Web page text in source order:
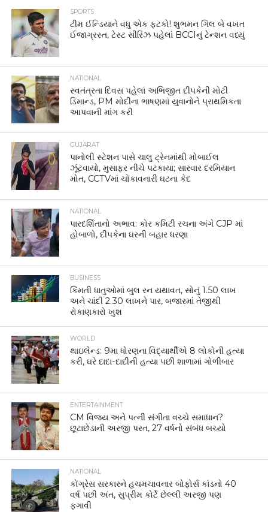
SPORTS
ટીમ ઈન્ડિયાને વધુ એક ફટકો! શુભમન ગિલ બે વખત
ઈજાગ્રસ્ત, ટેસ્ટ સીરિઝ પહેલાં BCCIનું ટેન્શન વધ્યું
NATIONAL
સ્વતંત્રતા દિવસ પહેલાં અભિજીત દીપકેની મોટી
ડિમાન્ડ, PM મોદીના ભાષણમાં યુવાનોને પ્રાથમિકતા
આપવાની માંગ કરી
GUJARAT
પાનોલી સ્ટેશન પાસે ચાલુ ટ્રેનમાંથી મોબાઈલ
ઝૂંટવાયો, મુસાફર નીચે પટકાયા; સારવાર દરમિયાન
મોત, CCTVમાં ચોંકાવનારી ઘટના કેદ
NATIONAL
પારદર્શિતાનો અભાવ: કોર કમિટી રચના અંગે CJP માં
હોબાળો, દીપકેના ઘરની બહાર ધરણા
BUSINESS
કિંમતી ધાતુઓમાં બુલ રન યથાવત, સોનું 1.50 લાખ
અને ચાંદી 2.30 લાખને પાર, બજારમાં તેજીથી
રોકાણકારો ખુશ
WORLD
થાઇલેન્ડ: 9મા ધોરણના વિદ્યાર્થીએ 8 લોકોની હત્યા
કરી, ઘરે દાદા-દાદીની હત્યા પછી શાળામાં ગોળીબાર
ENTERTAINMENT
CM વિજય અને પત્ની સંગીતા વચ્ચે સમાધાન?
છૂટાછેડાની અરજી પરત, 27 વર્ષનો સંબંધ બચ્યો
NATIONAL
કોંગ્રેસ સરકારને હચમચાવનાર બોફોર્સ કાંડનો 40
વર્ષ પછી અંત, સુપ્રીમ કોર્ટે છેલ્લી અરજી પણ
ફગાવી